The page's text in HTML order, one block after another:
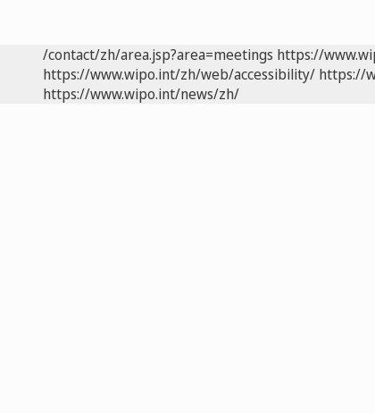
/contact/zh/area.jsp?area=meetings https://
https://www.wipo.int/zh/web/accessibility/ https://
https://www.wipo.int/news/zh/